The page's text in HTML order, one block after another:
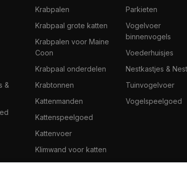
&
Krabpalen
Krabpaal grote katten
Krabpalen voor Maine
Coon
Krabpaal onderdelen
Krabtonnen
Kattenmanden
Kattenspeelgoed
Kattenvoer
Klimwand voor katten
Parkieten
Vogelvoer
binnenvogels
Voederhuisjes
Nestkastjes &
Tuinvogelvoer
Vogelspeelgoed